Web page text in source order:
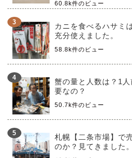
60.8k件のビュー
カニを食べるハサミ
充分使えました。
58.8k件のビュー
蟹の量と人数は？1
要なの？
50.7k件のビュー
札幌【二条市場】で
のか？見てきました。